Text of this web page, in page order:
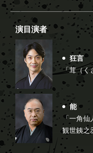
演目演者
狂言
「茸（
能
「一角
観世銕之